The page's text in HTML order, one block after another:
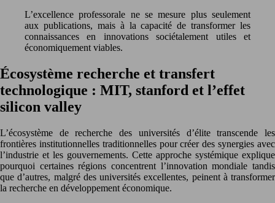
L’excellence professorale ne se mesure plus seulement
aux publications, mais à la capacité de transformer les
connaissances en innovations sociétalement utiles et
économiquement viables.
Écosystème recherche et transfert
technologique : MIT, stanford et l’effet
silicon valley
L’écosystème de recherche des universités d’élite transcende les
frontières institutionnelles traditionnelles pour créer des synergies avec
l’industrie et les gouvernements. Cette approche systémique explique
pourquoi certaines régions concentrent l’innovation mondiale tandis
que d’autres, malgré des universités excellentes, peinent à transformer
la recherche en développement économique.